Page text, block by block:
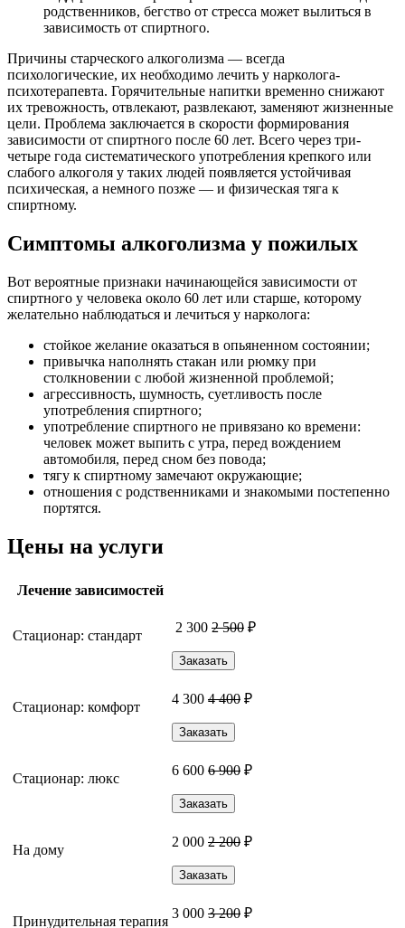
родственников, бегство от стресса может вылиться в
зависимость от спиртного.
Причины старческого алкоголизма — всегда
психологические, их необходимо лечить у нарколога-
психотерапевта. Горячительные напитки временно снижают
их тревожность, отвлекают, развлекают, заменяют жизненные
цели. Проблема заключается в скорости формирования
зависимости от спиртного после 60 лет. Всего через три-
четыре года систематического употребления крепкого или
слабого алкоголя у таких людей появляется устойчивая
психическая, а немного позже — и физическая тяга к
спиртному.
Симптомы алкоголизма у пожилых
Вот вероятные признаки начинающейся зависимости от
спиртного у человека около 60 лет или старше, которому
желательно наблюдаться и лечиться у нарколога:
стойкое желание оказаться в опьяненном состоянии;
привычка наполнять стакан или рюмку при
столкновении с любой жизненной проблемой;
агрессивность, шумность, суетливость после
употребления спиртного;
употребление спиртного не привязано ко времени:
человек может выпить с утра, перед вождением
автомобиля, перед сном без повода;
тягу к спиртному замечают окружающие;
отношения с родственниками и знакомыми постепенно
портятся.
Цены на услуги
Лечение зависимостей
Стационар: стандарт
2 300 2 500 ₽
Заказать
Стационар: комфорт
4 300 4 400 ₽
Заказать
Стационар: люкс
6 600 6 900 ₽
Заказать
На дому
2 000 2 200 ₽
Заказать
Принудительная терапия
3 000 3 200 ₽